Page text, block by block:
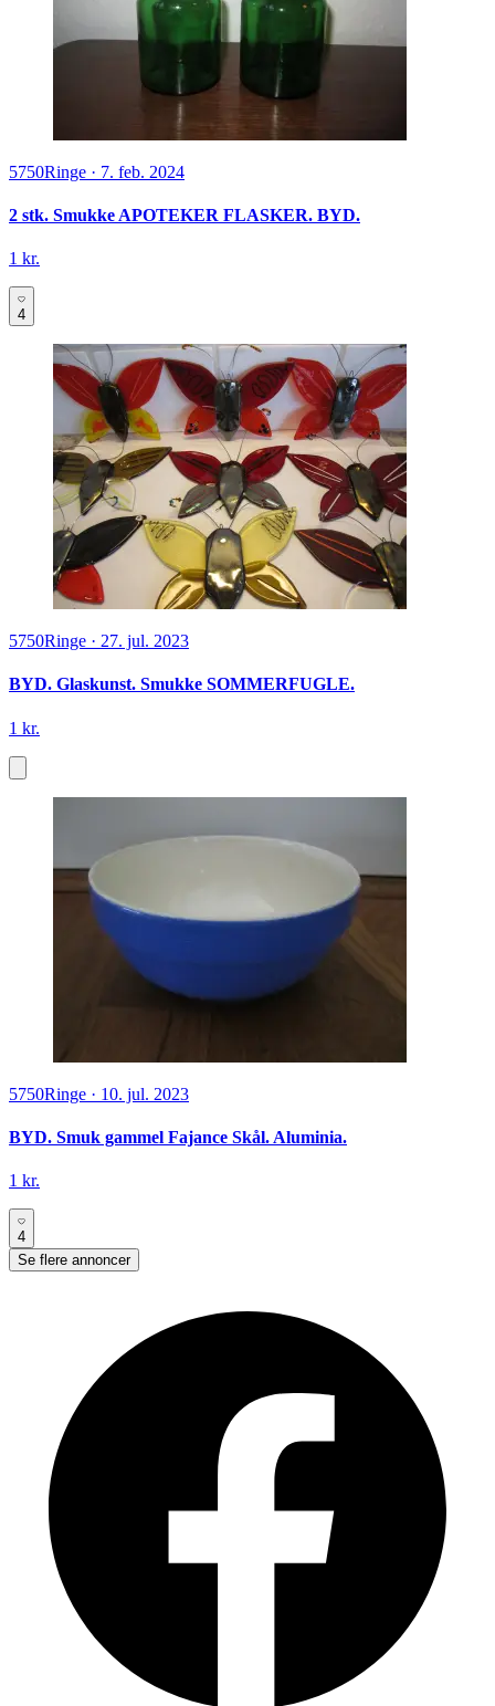
5750Ringe · 7. feb. 2024
2 stk. Smukke APOTEKER FLASKER. BYD.
1 kr.
4
5750Ringe · 27. jul. 2023
BYD. Glaskunst. Smukke SOMMERFUGLE.
1 kr.
5750Ringe · 10. jul. 2023
BYD. Smuk gammel Fajance Skål. Aluminia.
1 kr.
4
Se flere annoncer